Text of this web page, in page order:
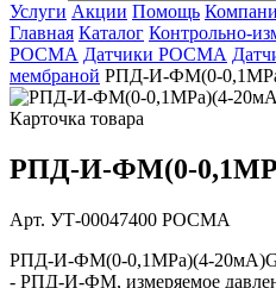
Услуги Акции Помощь
Главная Каталог Контрольно-
РОСМА Датчики РОСМА
мембраной РПД-И-ФМ(0-
Карточка товара
РПД-И-ФМ(0-
Арт. УТ-00047400 РОСМА
РПД-И-ФМ(0-0,1MPa)(4-
- РПД-И-ФМ, измеряемое